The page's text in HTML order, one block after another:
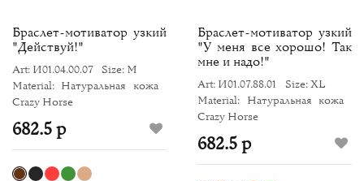
Браслет-мотиватор узкий
"Действуй!"
Art: И01.04.00.07 Size: M
Material: Натуральная кожа
Crazy Horse
682.5 р
Браслет-мотиватор узкий
"У меня все хорошо! Так
мне и надо!"
Art: И01.07.88.01
Size: XL
Material: Натуральная кожа
Crazy Horse
682.5 р